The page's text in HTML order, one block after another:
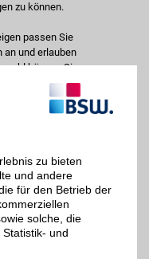
zu können.
passen Sie
an und erlauben
können Sie
im
zu bieten
und andere
für den Betrieb der
solche, die
und